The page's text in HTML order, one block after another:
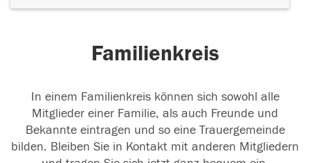
Familienkreis
In einem Familienkreis können sich sowohl alle
Mitglieder einer Familie, als auch Freunde und
Bekannte eintragen und so eine Trauergemeinde
bilden. Bleiben Sie in Kontakt mit anderen Mitgliedern